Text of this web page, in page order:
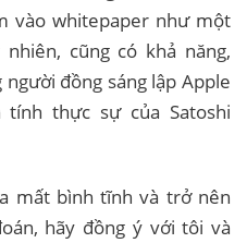
vào whitepaper như một
cũng có khả năng,
đồng sáng lập Apple
tính thực sự của Satoshi
mất bình tĩnh và trở nên
hãy đồng ý với tôi và